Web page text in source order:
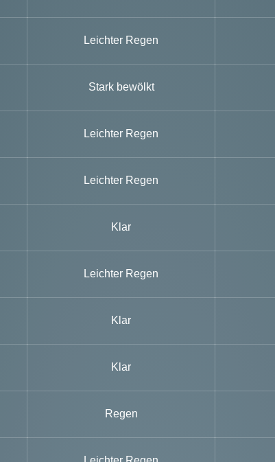
Leichter Regen
Stark bewölkt
Leichter Regen
Leichter Regen
Klar
Leichter Regen
Klar
Klar
Regen